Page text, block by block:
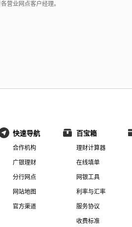
营业网点客户经理。
快速导航
合作机构
广银理财
分行网点
网站地图
官方渠道
百宝箱
理财计算器
在线填单
网银工具
利率与汇率
服务协议
收费标准